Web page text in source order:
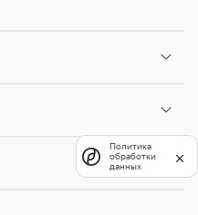
Политика
обработки
данных